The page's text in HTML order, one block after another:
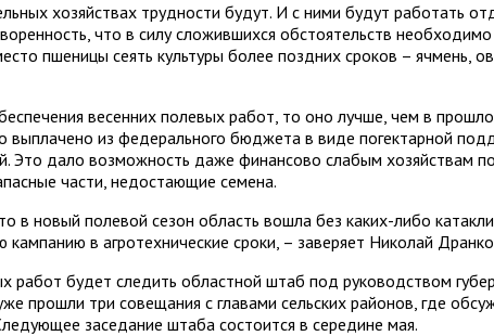
хозяйствах трудности будут. И с ними будут работать
что в силу сложившихся обстоятельств
пшеницы сеять культуры более поздних сроков – ячмень,
весенних полевых работ, то оно лучше, чем в
выплачено из федерального бюджета в виде погектарной
Это дало возможность даже финансово слабым хозяйствам
части, недостающие семена.
в новый полевой сезон область вошла без каких-либо
в агротехнические сроки, – заверяет Николай
работ будет следить областной штаб под руководством
прошли три совещания с главами сельских районов, где
заседание штаба состоится в середине мая.